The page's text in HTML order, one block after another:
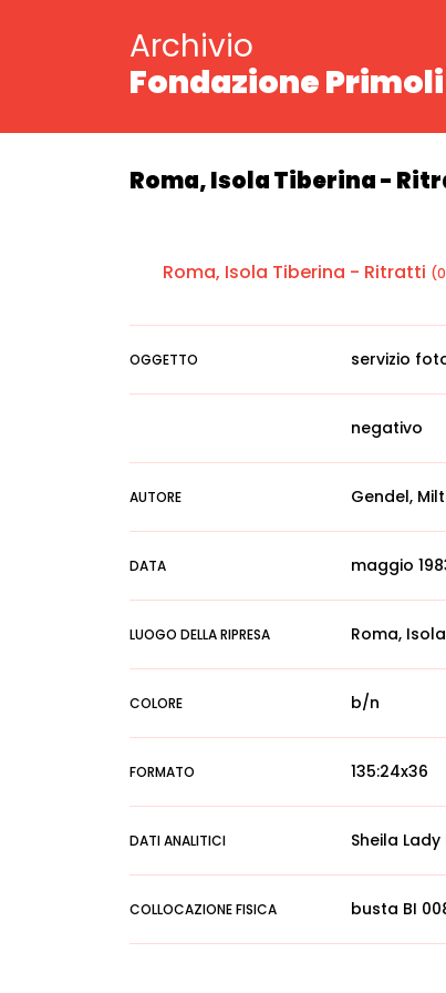
Archivio
Fondazione Primoli
Roma, Isola Tiberina -
Roma, Isola Tiberina - Ritratti
OGGETTO servizio
negativo
AUTORE Gendel,
DATA maggio
LUOGO DELLA RIPRESA Roma,
COLORE b/n
FORMATO 135:24x36
DATI ANALITICI Sheila
COLLOCAZIONE FISICA busta BI